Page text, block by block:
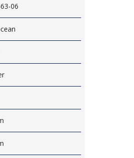
06